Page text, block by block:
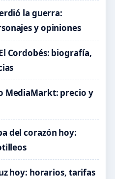
la guerra:
y opiniones
Cordobés: biografía,
MediaMarkt: precio y
del corazón hoy:
hoy: horarios, tarifas